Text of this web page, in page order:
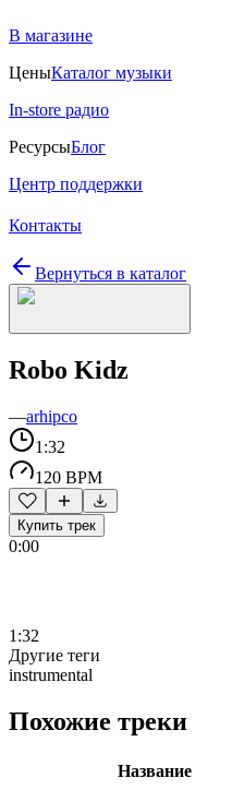
В магазине
ЦеныКаталог музыки
In-store радио
РесурсыБлог
Центр поддержки
Контакты
Вернуться в каталог
Robo Kidz
—arhipco
1:32
120 BPM
Купить трек
0:00
1:32
Другие теги
instrumental
Похожие треки
Название